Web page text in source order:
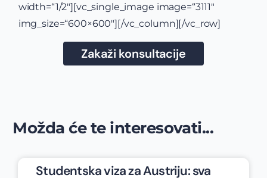
width=“1/2″][vc_single_image image=“3111″
img_size=“600×600″][/vc_column][/vc_row]
Zakaži konsultacije
Možda će te interesovati...
Studentska viza za Austriju: sva